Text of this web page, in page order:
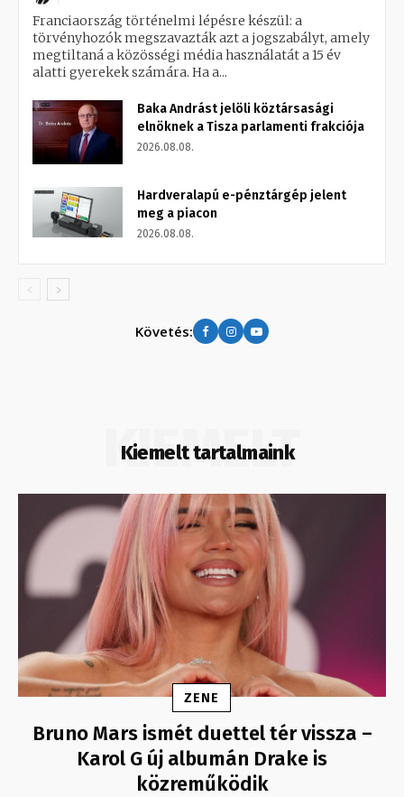
Franciaország történelmi lépésre készül: a
törvényhozók megszavazták azt a jogszabályt, amely
megtiltaná a közösségi média használatát a 15 év
alatti gyerekek számára. Ha a...
Baka Andrást jelöli köztársasági
elnöknek a Tisza parlamenti frakciója
2026.08.08.
Hardveralapú e-pénztárgép jelent
meg a piacon
2026.08.08.
Követés:
Kiemelt tartalmaink
KIEMELT
ZENE
Bruno Mars ismét duettel tér vissza –
Karol G új albumán Drake is
közreműködik